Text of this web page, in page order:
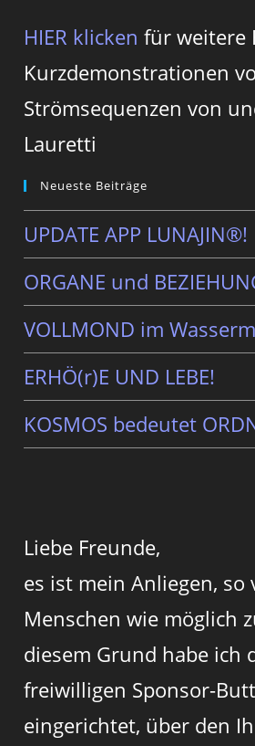
HIER klicken für weitere
Kurzdemonstrationen
Strömsequenzen von
Lauretti
Neueste Beiträge
UPDATE APP LUNAJIN®!
ORGANE und
VOLLMOND im
ERHÖ(r)E UND LEBE!
KOSMOS bedeutet
Liebe Freunde,
es ist mein Anliegen, so
Menschen wie möglich
diesem Grund habe ich
freiwilligen Sponsor-
eingerichtet, über den